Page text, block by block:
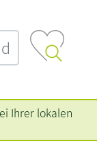
Ihrer lokalen